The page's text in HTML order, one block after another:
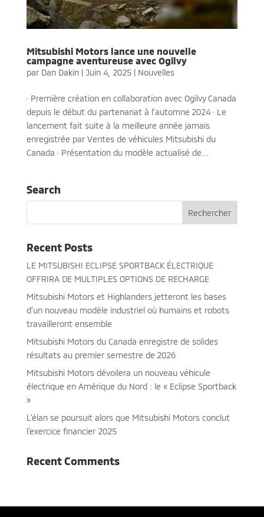
Mitsubishi Motors lance une nouvelle
campagne aventureuse avec Ogilvy
par Dan Dakin| Juin 4, 2025| Nouvelles
· Première création en collaboration avec Ogilvy Canada
depuis le début du partenariat à l’automne 2024 · Le
lancement fait suite à la meilleure année jamais
enregistrée par Ventes de véhicules Mitsubishi du
Canada · Présentation du modèle actualisé de...
Search
Recent Posts
LE MITSUBISHI ECLIPSE SPORTBACK ÉLECTRIQUE
OFFRIRA DE MULTIPLES OPTIONS DE RECHARGE
Mitsubishi Motors et Highlanders jetteront les bases
d’un nouveau modèle industriel où humains et robots
travailleront ensemble
Mitsubishi Motors du Canada enregistre de solides
résultats au premier semestre de 2026
Mitsubishi Motors dévoilera un nouveau véhicule
électrique en Amérique du Nord : le « Eclipse Sportback
»
L’élan se poursuit alors que Mitsubishi Motors conclut
l’exercice financier 2025
Recent Comments